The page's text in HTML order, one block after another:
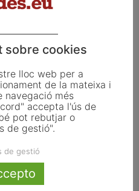
pel Clima FMC
granollers
sobre cookies
lloc web per a
de la mateixa i
navegació més
accepta l'ús de
pot rebutjar o
de gestió".
de gestió